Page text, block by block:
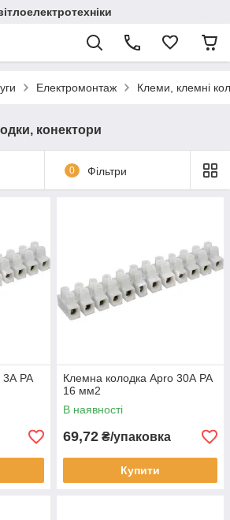
Електромонтаж Клеми, клемні
конектори
0 Фільтри
PA
Клемна колодка Apro 30А PA
16 мм2
В наявності
69,72 ₴/упаковка
Купити